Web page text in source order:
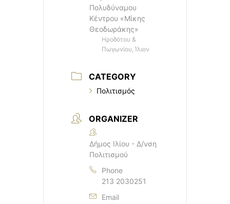
Πολυδύναμου
Κέντρου «Μίκης
Θεοδωράκης»
Ηροδότου &
Πωγωνίου, Ίλιον
CATEGORY
Πολιτισμός
ORGANIZER
Δήμος Ιλίου - Δ/νση
Πολιτισμού
Phone
213 2030251
Email